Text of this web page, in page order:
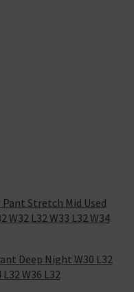
Stretch Mid Used
W32 L32 W33 L32 W34
Deep Night W30 L32
L32 W36 L32